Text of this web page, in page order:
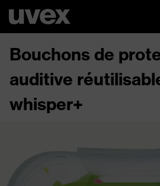
Bouchons de
auditive
whisper+